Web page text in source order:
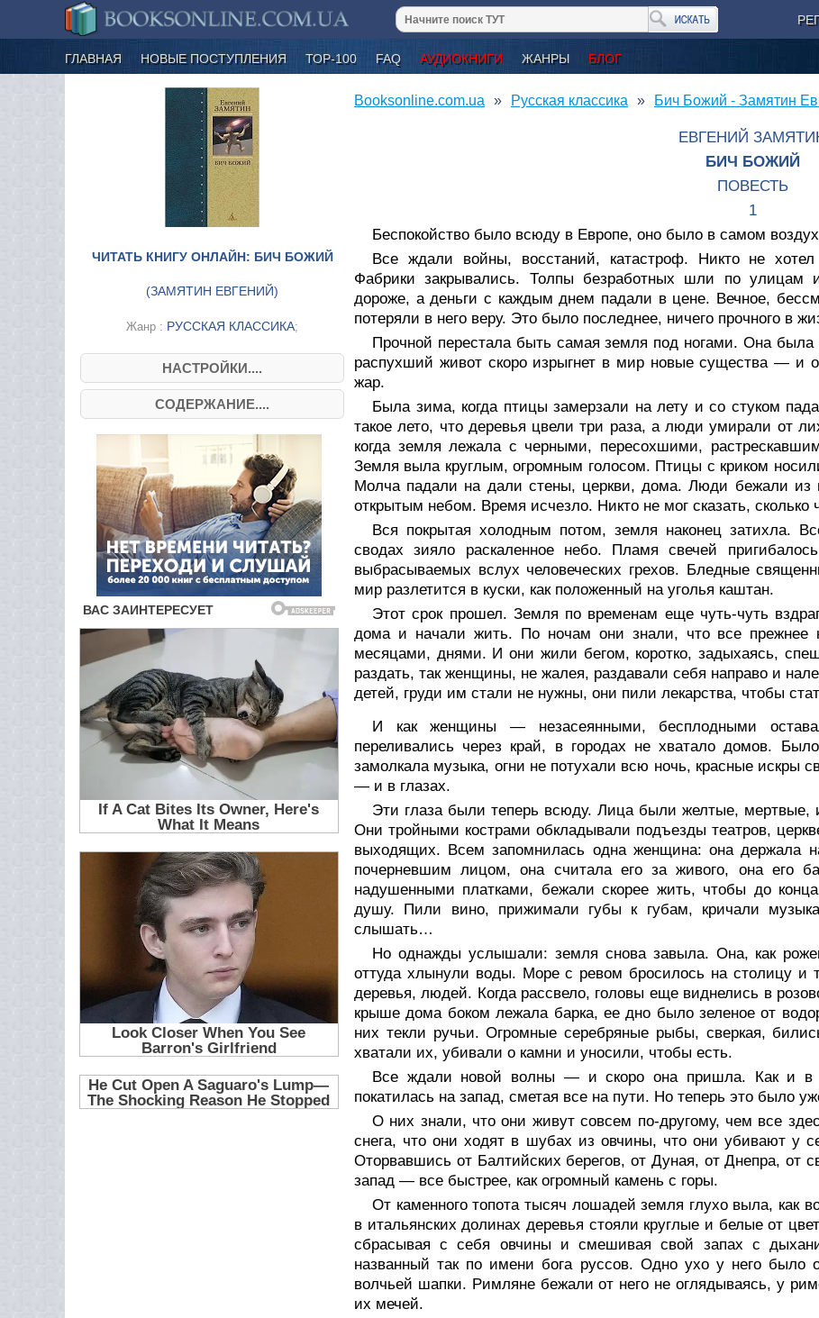
ГЛАВНАЯ НОВЫЕ ПОСТУПЛЕНИЯ ТОР-100 FAQ АУДИОКНИГИ ЖАНРЫ БЛОГ
ЧИТАТЬ КНИГУ ОНЛАЙН: БИЧ БОЖИЙ
(ЗАМЯТИН ЕВГЕНИЙ)
Жанр : РУССКАЯ КЛАССИКА;
НАСТРОЙКИ....
СОДЕРЖАНИЕ....
Booksonline.com.ua Русская классика Бич Божий - Замятин
ЕВГЕНИЙ
БИЧ БОЖИЙ
ПОВЕСТЬ
1
Беспокойство было всюду в Европе, оно было в самом
Все ждали войны, восстаний, катастроф. Никто не
Фабрики закрывались. Толпы безработных шли по улицам
дороже, а деньги с каждым днем падали в цене. Вечное,
потеряли в него веру. Это было последнее, ничего прочного в
Прочной перестала быть самая земля под ногами. Она была
распухший живот скоро изрыгнет в мир новые существа — и
жар.
Была зима, когда птицы замерзали на лету и со стуком
такое лето, что деревья цвели три раза, а люди умирали от
когда земля лежала с черными, пересохшими,
Земля выла круглым, огромным голосом. Птицы с криком
Молча падали на дали стены, церкви, дома. Люди бежали из
открытым небом. Время исчезло. Никто не мог сказать, сколько
Вся покрытая холодным потом, земля наконец затихла.
сводах зияло раскаленное небо. Пламя свечей
выбрасываемых вслух человеческих грехов. Бледные
мир разлетится в куски, как положенный на уголья каштан.
Этот срок прошел. Земля по временам еще чуть-чуть
дома и начали жить. По ночам они знали, что все прежнее
месяцами, днями. И они жили бегом, коротко, задыхаясь,
раздать, так женщины, не жалея, раздавали себя направо и
детей, груди им стали не нужны, они пили лекарства, чтобы
И как женщины — незасеянными, бесплодными
переливались через край, в городах не хватало домов.
замолкала музыка, огни не потухали всю ночь, красные искры
— и в глазах.
Эти глаза были теперь всюду. Лица были желтые, мертвые,
Они тройными кострами обкладывали подъезды театров,
выходящих. Всем запомнилась одна женщина: она держала
почерневшим лицом, она считала его за живого, она его
надушенными платками, бежали скорее жить, чтобы до
душу. Пили вино, прижимали губы к губам, кричали
слышать…
Но однажды услышали: земля снова завыла. Она, как
оттуда хлынули воды. Море с ревом бросилось на столицу и
деревья, людей. Когда рассвело, головы еще виднелись в
крыше дома боком лежала барка, ее дно было зеленое от
них текли ручьи. Огромные серебряные рыбы, сверкая,
хватали их, убивали о камни и уносили, чтобы есть.
Все ждали новой волны — и скоро она пришла. Как и в
покатилась на запад, сметая все на пути. Но теперь это было
О них знали, что они живут совсем по-другому, чем все
снега, что они ходят в шубах из овчины, что они убивают у
Оторвавшись от Балтийских берегов, от Дуная, от Днепра, от
запад — все быстрее, как огромный камень с горы.
От каменного топота тысяч лошадей земля глухо выла, как
в итальянских долинах деревья стояли круглые и белые от
сбрасывая с себя овчины и смешивая свой запах с
названный так по имени бога руссов. Одно ухо у него было
волчьей шапки. Римляне бежали от него не оглядываясь, у
их мечей.